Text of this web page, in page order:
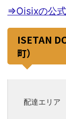
⇒Oisixの公式
ISETAN
町）
配達エリア